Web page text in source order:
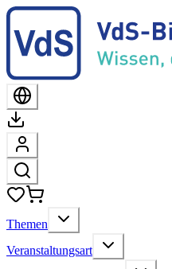
Themen
Veranstaltungsart